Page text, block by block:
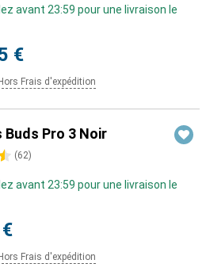
avant 23:59 pour une livraison le
€
Hors Frais d'expédition
Buds Pro 3 Noir
(62)
avant 23:59 pour une livraison le
Hors Frais d'expédition